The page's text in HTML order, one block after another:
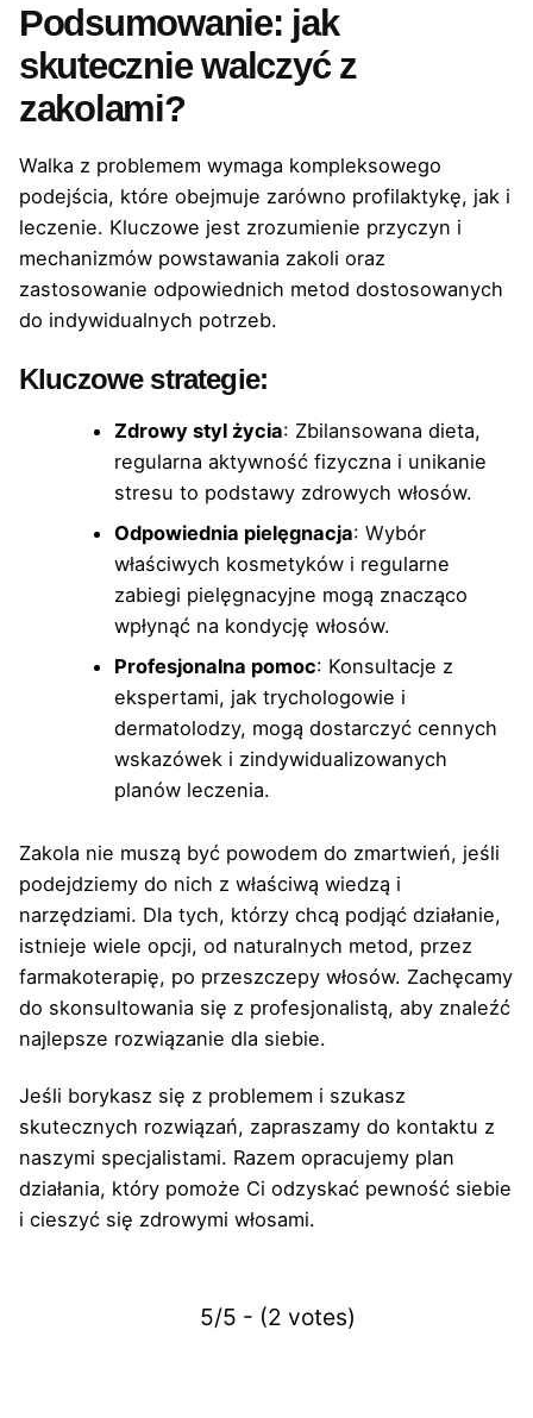
Podsumowanie: jak
skutecznie walczyć z
zakolami?
Walka z problemem wymaga kompleksowego
podejścia, które obejmuje zarówno profilaktykę, jak i
leczenie. Kluczowe jest zrozumienie przyczyn i
mechanizmów powstawania zakoli oraz
zastosowanie odpowiednich metod dostosowanych
do indywidualnych potrzeb.
Kluczowe strategie:
Zdrowy styl życia: Zbilansowana dieta,
regularna aktywność fizyczna i unikanie
stresu to podstawy zdrowych włosów.
Odpowiednia pielęgnacja: Wybór
właściwych kosmetyków i regularne
zabiegi pielęgnacyjne mogą znacząco
wpłynąć na kondycję włosów.
Profesjonalna pomoc: Konsultacje z
ekspertami, jak trychologowie i
dermatolodzy, mogą dostarczyć cennych
wskazówek i zindywidualizowanych
planów leczenia.
Zakola nie muszą być powodem do zmartwień, jeśli
podejdziemy do nich z właściwą wiedzą i
narzędziami. Dla tych, którzy chcą podjąć działanie,
istnieje wiele opcji, od naturalnych metod, przez
farmakoterapię, po przeszczepy włosów. Zachęcamy
do skonsultowania się z profesjonalistą, aby znaleźć
najlepsze rozwiązanie dla siebie.
Jeśli borykasz się z problemem i szukasz
skutecznych rozwiązań, zapraszamy do kontaktu z
naszymi specjalistami. Razem opracujemy plan
działania, który pomoże Ci odzyskać pewność siebie
i cieszyć się zdrowymi włosami.
5/5 - (2 votes)